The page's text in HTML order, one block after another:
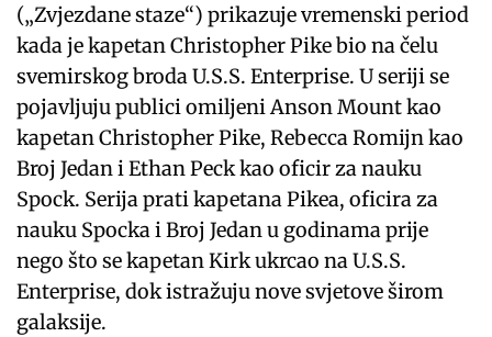
(„Zvjezdane staze“) prikazuje vremenski period
kada je kapetan Christopher Pike bio na čelu
svemirskog broda U.S.S. Enterprise. U seriji se
pojavljuju publici omiljeni Anson Mount kao
kapetan Christopher Pike, Rebecca Romijn kao
Broj Jedan i Ethan Peck kao oficir za nauku
Spock. Serija prati kapetana Pikea, oficira za
nauku Spocka i Broj Jedan u godinama prije
nego što se kapetan Kirk ukrcao na U.S.S.
Enterprise, dok istražuju nove svjetove širom
galaksije.